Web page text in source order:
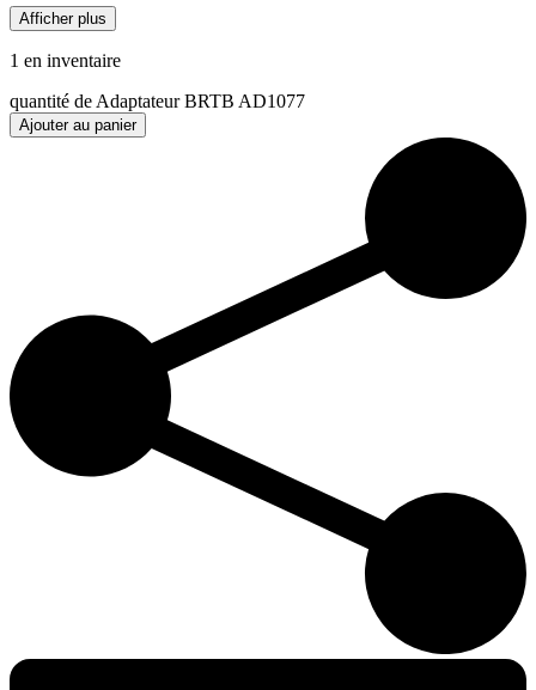
Afficher plus
1 en inventaire
quantité de Adaptateur BRTB AD1077
Ajouter au panier